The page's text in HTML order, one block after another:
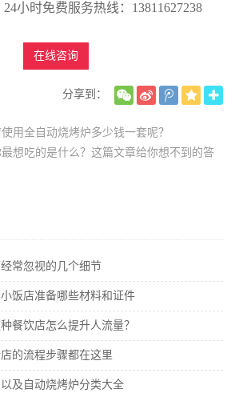
小时免费服务热线：13811627238
在线咨询
分享到：
用全自动烧烤炉多少钱一套呢？
最想吃的是什么？这篇文章给你想不到的答
常忽视的几个细节
饭店准备哪些材料和证件
餐饮店怎么提升人流量？
的流程步骤都在这里
及自动烧烤炉分类大全